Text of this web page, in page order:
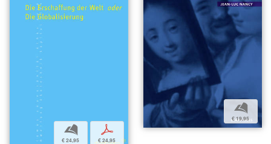
b
€ 24,95
p
€ 24,95
b
€ 19,95